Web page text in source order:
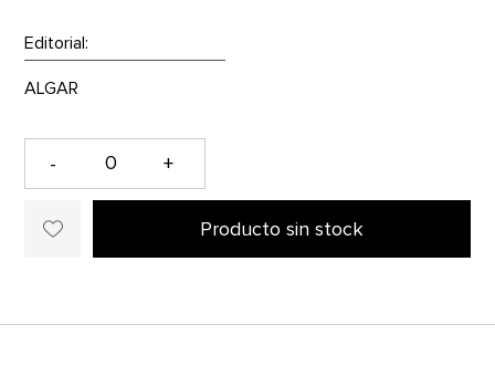
Editorial:
- +
Producto sin stock